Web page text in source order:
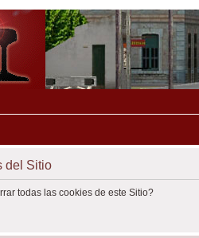
del Sitio
todas las cookies de este Sitio?